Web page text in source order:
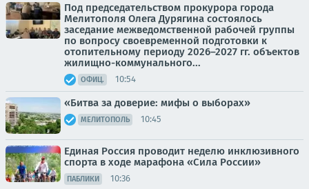
Под председательством прокурора города
Мелитополя Олега Дурягина состоялось
заседание межведомственной рабочей группы
по вопросу своевременной подготовки к
отопительному периоду 2026–2027 гг. объектов
жилищно-коммунального...
ОФИЦ. 10:54
«Битва за доверие: мифы о выборах»
МЕЛИТОПОЛЬ 10:45
Единая Россия проводит неделю инклюзивного
спорта в ходе марафона «Сила России»
ПАБЛИКИ 10:36